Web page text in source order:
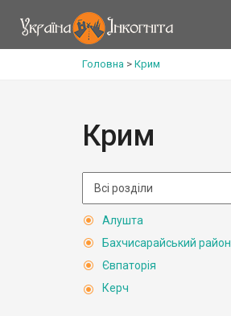
Головна > Крим
Крим
Алушта
Бахчисарайський район
Євпаторія
Керч